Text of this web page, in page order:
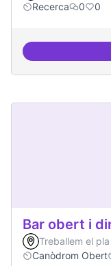
Recerca
0 0
Bar obert i
Treballem el
Canòdrom Obert